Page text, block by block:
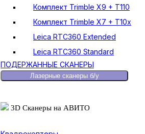
Комплект Trimble X9 + T110
Комплект Trimble X7 + T10x
Leica RTC360 Extended
Leica RTC360 Standard
ПОДЕРЖАННЫЕ СКАНЕРЫ
Лазерные сканеры б/у
3D Сканеры на АВИТО